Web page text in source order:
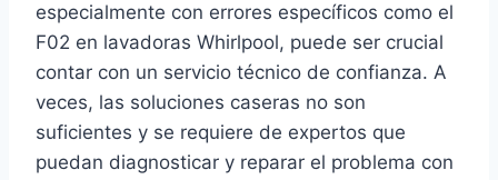
especialmente con errores específicos como el
F02 en lavadoras Whirlpool, puede ser crucial
contar con un servicio técnico de confianza. A
veces, las soluciones caseras no son
suficientes y se requiere de expertos que
puedan diagnosticar y reparar el problema con